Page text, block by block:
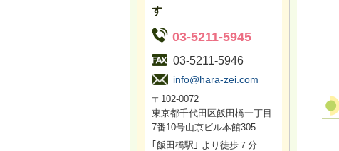
す
03-5211-5945
03-5211-5946
info@hara-zei.com
〒102-0072
東京都千代田区飯田橋一丁目
7番10号山京ビル本館305
｢飯田橋駅｣ より徒歩７分